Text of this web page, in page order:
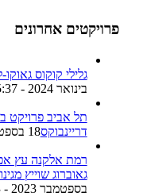
פרויקטים אחרונים
גלילי קוקוס
בינואר 2024 - 15:37
תל אביב פרויקט
דריינבוקס18 בספטמבר 2023 - 11:24
רמת אלקנה עץ
גאוברוג שוייץ
בספטמבר 2023 - 11:23